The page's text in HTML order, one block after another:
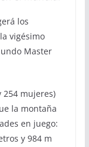
los
vigésimo
Master
254 mujeres)
la montaña
en juego:
y 984 m